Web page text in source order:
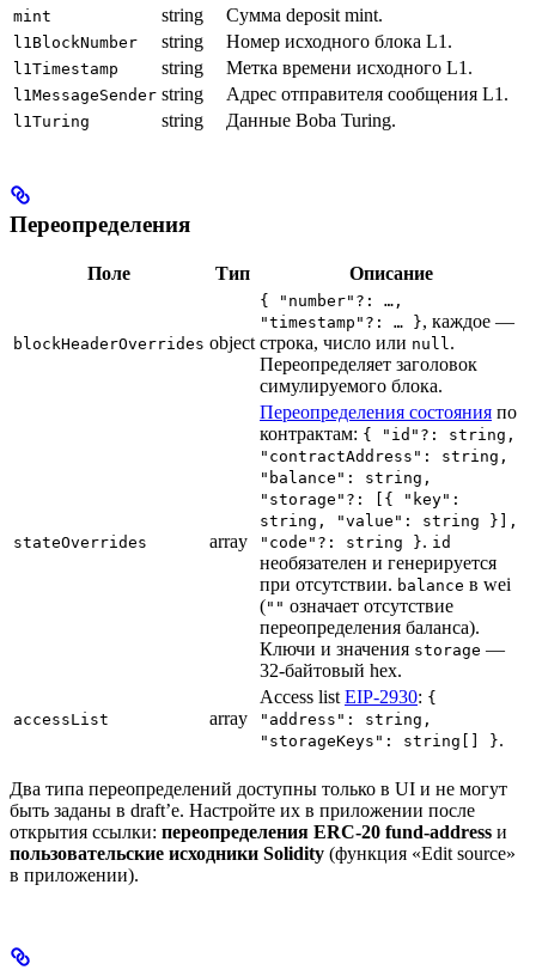
mint string Сумма deposit mint.
l1BlockNumber string Номер исходного блока L1.
l1Timestamp string Метка времени исходного L1.
l1MessageSender string Адрес отправителя сообщения L1.
l1Turing string Данные Boba Turing.
Переопределения
Поле Тип Описание
blockHeaderOverrides object
{ "number"?: …,
"timestamp"?: … }, каждое —
строка, число или null.
Переопределяет заголовок
симулируемого блока.
stateOverrides array
Переопределения состояния по
контрактам: { "id"?: string,
"contractAddress": string,
"balance": string,
"storage"?: [{ "key":
string, "value": string }],
"code"?: string }. id
необязателен и генерируется
при отсутствии. balance в wei
("" означает отсутствие
переопределения баланса).
Ключи и значения storage —
32-байтовый hex.
accessList array
Access list EIP-2930: {
"address": string,
"storageKeys": string[] }.
Два типа переопределений доступны только в UI и не могут
быть заданы в draft’е. Настройте их в приложении после
открытия ссылки: переопределения ERC-20 fund-address и
пользовательские исходники Solidity (функция «Edit source»
в приложении).